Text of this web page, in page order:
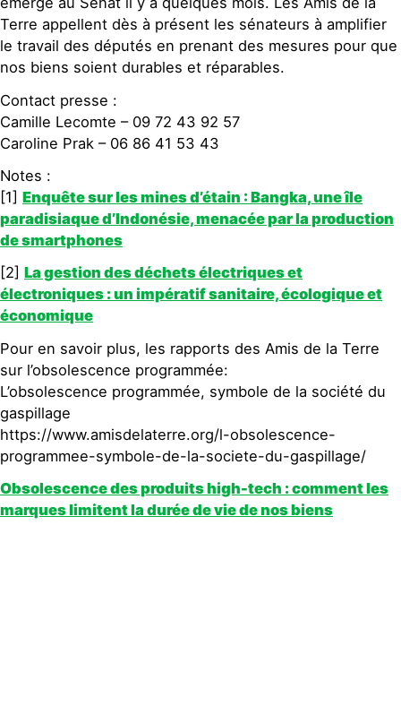
Terre appellent dès à présent les sénateurs à amplifier
le travail des députés en prenant des mesures pour que
nos biens soient durables et réparables.
Contact presse :
Camille Lecomte – 09 72 43 92 57
Caroline Prak – 06 86 41 53 43
Notes :
[1] Enquête sur les mines d’étain : Bangka, une île
paradisiaque d’Indonésie, menacée par la production
de smartphones
[2] La gestion des déchets électriques et
électroniques : un impératif sanitaire, écologique et
économique
Pour en savoir plus, les rapports des Amis de la Terre
sur l’obsolescence programmée:
L’obsolescence programmée, symbole de la société du
gaspillage
https://www.amisdelaterre.org/l-obsolescence-
programmee-symbole-de-la-societe-du-gaspillage/
Obsolescence des produits high-tech : comment les
marques limitent la durée de vie de nos biens